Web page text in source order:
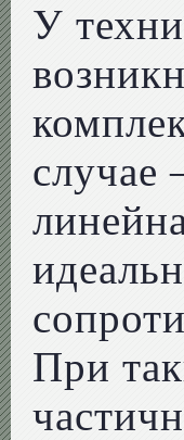
У
случае
При